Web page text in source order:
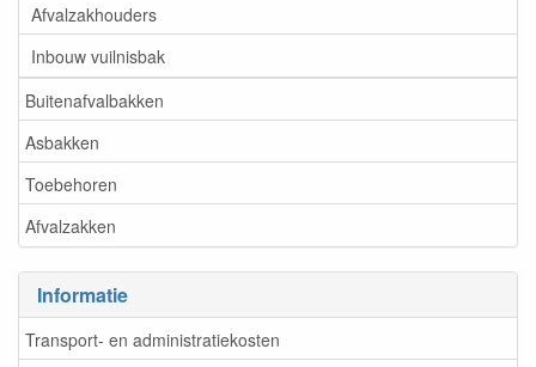
Afvalzakhouders
Inbouw vuilnisbak
Buitenafvalbakken
Asbakken
Toebehoren
Afvalzakken
Informatie
Transport- en administratiekosten